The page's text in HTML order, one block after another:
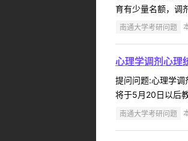
育有少量名额，调
南通大学考研问题
心理学调剂心理
提问问题:心理学
将于5月20日以后
南通大学考研问题